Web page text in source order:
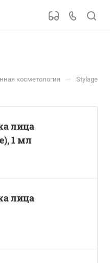
косметология — Stylage
лица
1 мл
лица